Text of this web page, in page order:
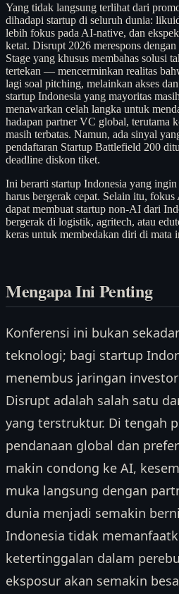
Yang tidak langsung terlihat dari
dihadapi startup di seluruh dunia:
lebih fokus pada AI-native, dan
ketat. Disrupt 2026 merespons
Stage yang khusus membahas solusi
tertekan — mencerminkan realitas
lagi soal pitching, melainkan akses
startup Indonesia yang mayoritas
menawarkan celah langka untuk
hadapan partner VC global, terutama
masih terbatas. Namun, ada sinyal
pendaftaran Startup Battlefield 200
deadline diskon tiket.
Ini berarti startup Indonesia yang
harus bergerak cepat. Selain itu,
dapat membuat startup non-AI dari
bergerak di logistik, agritech, atau
keras untuk membedakan diri di mata
Mengapa Ini Penting
Konferensi ini bukan
teknologi; bagi startup
menembus jaringan
Disrupt adalah salah satu
yang terstruktur. Di tengah
pendanaan global dan
makin condong ke AI,
muka langsung dengan
dunia menjadi semakin
Indonesia tidak
ketertinggalan dalam
eksposur akan semakin